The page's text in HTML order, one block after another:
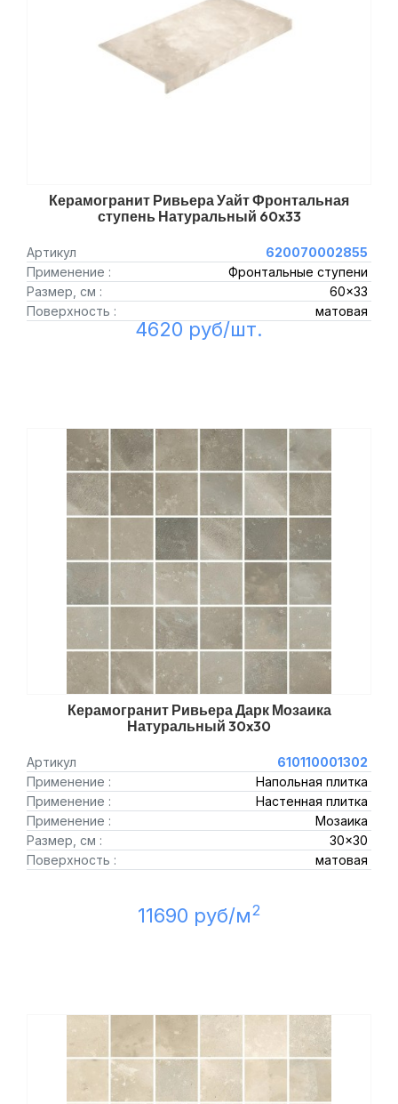
Керамогранит Ривьера Уайт Фронтальная
ступень Натуральный 60x33
Артикул
620070002855
Применение :
Фронтальные ступени
Размер, см :
60x33
Поверхность :
матовая
4620 руб/шт.
Керамогранит Ривьера Дарк Мозаика
Натуральный 30x30
Артикул
610110001302
Применение :
Напольная плитка
Применение :
Настенная плитка
Применение :
Мозаика
Размер, см :
30x30
Поверхность :
матовая
11690 руб/м2